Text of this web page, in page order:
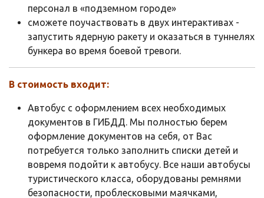
персонал в «подземном городе»
сможете поучаствовать в двух интерактивах -
запустить ядерную ракету и оказаться в туннелях
бункера во время боевой тревоги.
В стоимость входит:
Автобус с оформлением всех необходимых
документов в ГИБДД. Мы полностью берем
оформление документов на себя, от Вас
потребуется только заполнить списки детей и
вовремя подойти к автобусу. Все наши автобусы
туристического класса, оборудованы ремнями
безопасности, проблесковыми маячками,